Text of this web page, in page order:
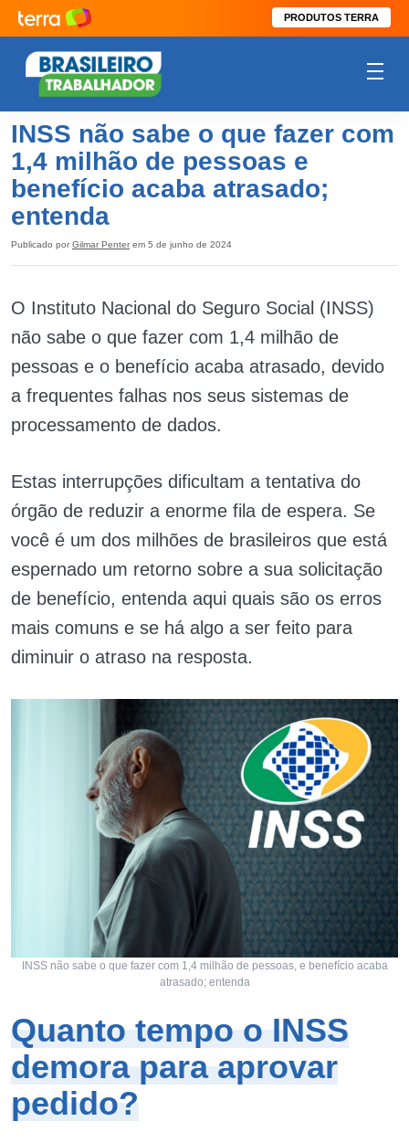
PRODUTOS TERRA
INSS não sabe o que fazer com
1,4 milhão de pessoas e
benefício acaba atrasado;
entenda
Publicado por Gilmar Penter em 5 de junho de 2024
O Instituto Nacional do Seguro Social (INSS)
não sabe o que fazer com 1,4 milhão de
pessoas e o benefício acaba atrasado, devido
a frequentes falhas nos seus sistemas de
processamento de dados.
Estas interrupções dificultam a tentativa do
órgão de reduzir a enorme fila de espera. Se
você é um dos milhões de brasileiros que está
espernado um retorno sobre a sua solicitação
de benefício, entenda aqui quais são os erros
mais comuns e se há algo a ser feito para
diminuir o atraso na resposta.
INSS não sabe o que fazer com 1,4 milhão de pessoas, e benefício acaba
atrasado; entenda
Quanto tempo o INSS
demora para aprovar
pedido?